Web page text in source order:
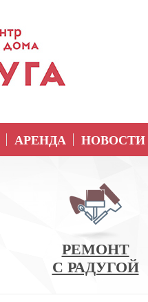
АРЕНДА НОВОСТИ
РЕМОНТ
С РАДУГОЙ